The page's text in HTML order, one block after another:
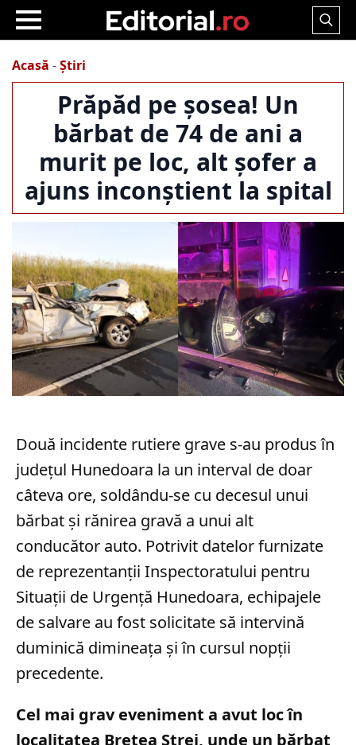
Search
Acasă -Știri
Prăpăd pe șosea! Un
bărbat de 74 de ani a
murit pe loc, alt șofer a
ajuns inconștient la spital
Două incidente rutiere grave s-au produs în
județul Hunedoara la un interval de doar
câteva ore, soldându-se cu decesul unui
bărbat și rănirea gravă a unui alt
conducător auto. Potrivit datelor furnizate
de reprezentanții Inspectoratului pentru
Situații de Urgență Hunedoara, echipajele
de salvare au fost solicitate să intervină
duminică dimineața și în cursul nopții
precedente.
Cel mai grav eveniment a avut loc în
localitatea Bretea Strei, unde un bărbat